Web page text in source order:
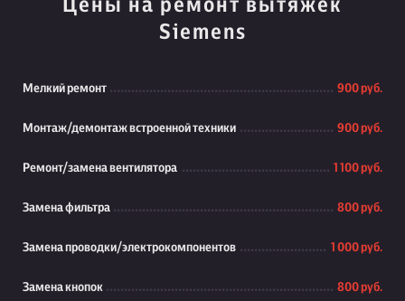
Цены на ремонт вытяжек
Siemens
Мелкий ремонт 900 руб.
Монтаж/демонтаж встроенной техники 900 руб.
Ремонт/замена вентилятора 1 100 руб.
Замена фильтра 800 руб.
Замена проводки/электрокомпонентов 1 000 руб.
Замена кнопок 800 руб.